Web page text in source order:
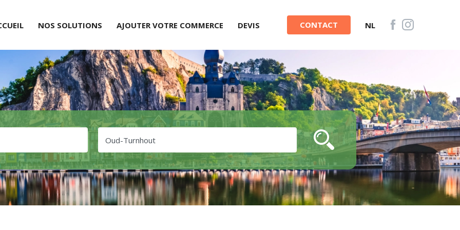
NOS SOLUTIONS AJOUTER VOTRE COMMERCE DEVIS CONTACT NL